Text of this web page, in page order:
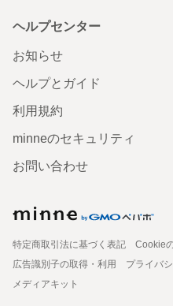
ヘルプセンター
お知らせ
ヘルプとガイド
利用規約
minneのセキュリティ
お問い合わせ
特定商取引法に基づく表記
Cookie
広告識別子の取得・利用
プライバ
メディアキット